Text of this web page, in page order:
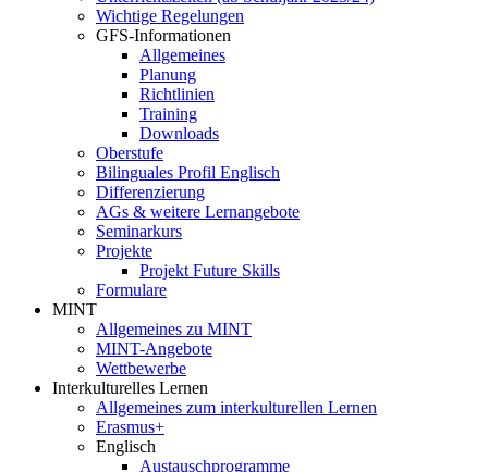
Wichtige Regelungen
GFS-Informationen
Allgemeines
Planung
Richtlinien
Training
Downloads
Oberstufe
Bilinguales Profil Englisch
Differenzierung
AGs & weitere Lernangebote
Seminarkurs
Projekte
Projekt Future Skills
Formulare
MINT
Allgemeines zu MINT
MINT-Angebote
Wettbewerbe
Interkulturelles Lernen
Allgemeines zum interkulturellen Lernen
Erasmus+
Englisch
Austauschprogramme